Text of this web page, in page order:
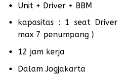
Unit + Driver + BBM
kapasitas : 1 seat Driver
max 7 penumpang )
12 jam kerja
Dalam Jogjakarta